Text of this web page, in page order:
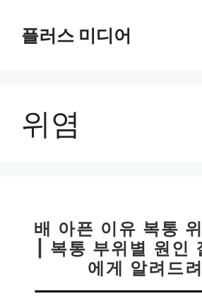
플러스 미디어
위염
배 아픈 이유 복통
| 복통 부위별 원인
에게 알려드